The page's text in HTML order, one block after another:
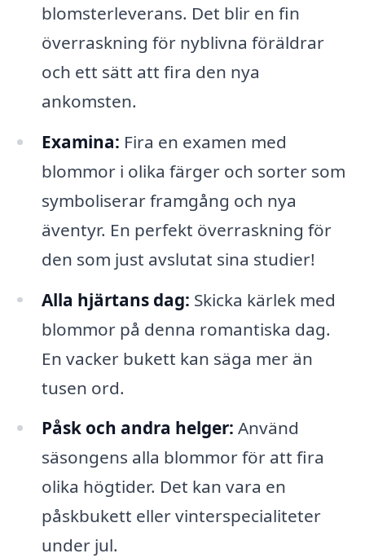
blomsterleverans. Det blir en fin
överraskning för nyblivna föräldrar
och ett sätt att fira den nya
ankomsten.
Examina: Fira en examen med
blommor i olika färger och sorter som
symboliserar framgång och nya
äventyr. En perfekt överraskning för
den som just avslutat sina studier!
Alla hjärtans dag: Skicka kärlek med
blommor på denna romantiska dag.
En vacker bukett kan säga mer än
tusen ord.
Påsk och andra helger: Använd
säsongens alla blommor för att fira
olika högtider. Det kan vara en
påskbukett eller vinterspecialiteter
under jul.